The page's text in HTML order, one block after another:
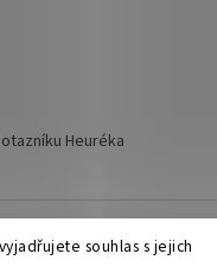
souhlas s jejich
Heuréka